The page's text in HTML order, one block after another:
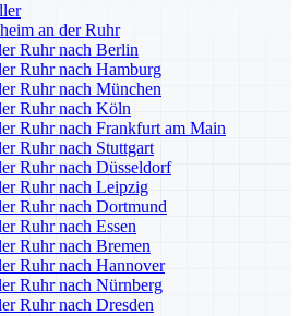
an der Ruhr
Ruhr nach Berlin
Ruhr nach Hamburg
Ruhr nach München
Ruhr nach Köln
Ruhr nach Frankfurt am Main
Ruhr nach Stuttgart
Ruhr nach Düsseldorf
Ruhr nach Leipzig
Ruhr nach Dortmund
Ruhr nach Essen
Ruhr nach Bremen
Ruhr nach Hannover
Ruhr nach Nürnberg
Ruhr nach Dresden